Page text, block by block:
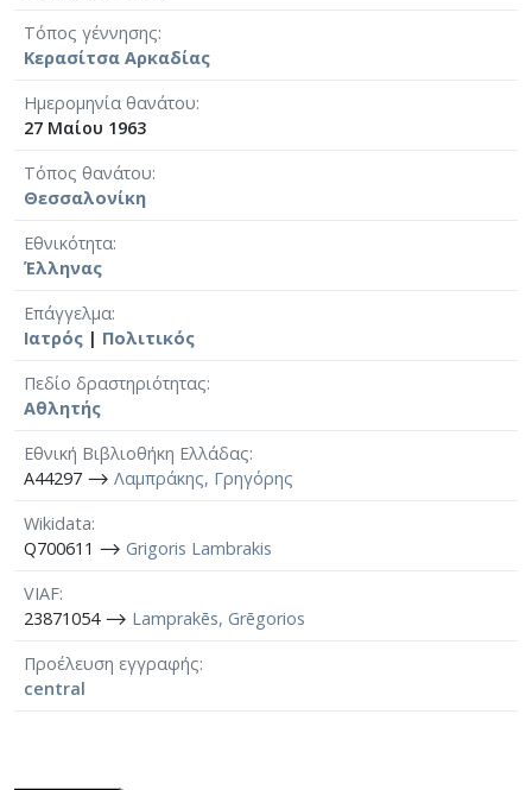
Τόπος γέννησης
Κερασίτσα Αρκαδίας
Ημερομηνία θανάτου
27 Μαίου 1963
Τόπος θανάτου
Θεσσαλονίκη
Εθνικότητα
Έλληνας
Επάγγελμα
Ιατρός | Πολιτικός
Πεδίο δραστηριότητας
Αθλητής
Εθνική Βιβλιοθήκη Ελλάδας
A44297 ⟶ Λαμπράκης, Γρηγόρης
Wikidata
Q700611 ⟶ Grigoris Lambrakis
VIAF
23871054 ⟶ Lamprakēs, Grēgorios
Προέλευση εγγραφής
central